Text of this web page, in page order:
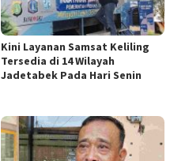
Kini Layanan Samsat Keliling
Tersedia di 14 Wilayah
Jadetabek Pada Hari Senin